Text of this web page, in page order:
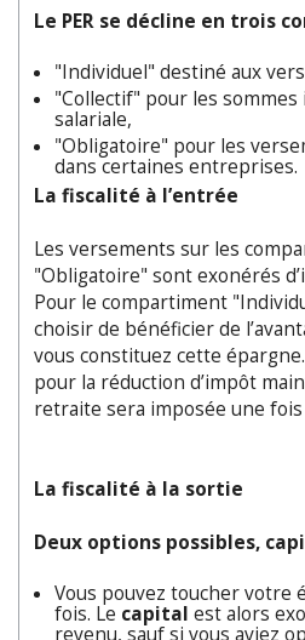
Le PER se décline en trois
"Individuel" destiné aux
"Collectif" pour les sommes
salariale,
"Obligatoire" pour les
dans certaines entreprises.
La fiscalité à l’entrée
Les versements sur les
"Obligatoire" sont exonérés
Pour le compartiment
choisir de bénéficier de
vous constituez cette
pour la réduction d’impôt
retraite sera imposée une
La fiscalité à la sortie
Deux options possibles,
Vous pouvez toucher votre
fois. Le capital est alors